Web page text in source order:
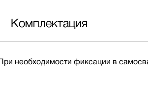
Комплектация
необходимости фиксации в